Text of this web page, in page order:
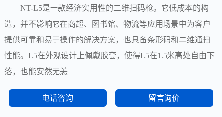
NT-L5是一款经济实用性的二维扫码枪。它低成本的构
造，并不影响它在商超、图书馆、物流等应用场景中为客户
提供可靠和易于操作的解决方案，也具备条形码和二维通扫
性能。L5在外观设计上佩戴胶套，使得L5在1.5米高处自由下
落，也能安然无恙
电话咨询 留言询价